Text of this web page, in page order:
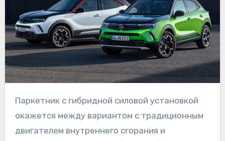
Паркетник с гибридной силовой установкой
окажется между вариантом с традиционным
двигателем внутреннего сгорания и